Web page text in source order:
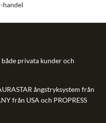
handel
privata kunder och
ångstryksystem från
från USA och PROPRESS